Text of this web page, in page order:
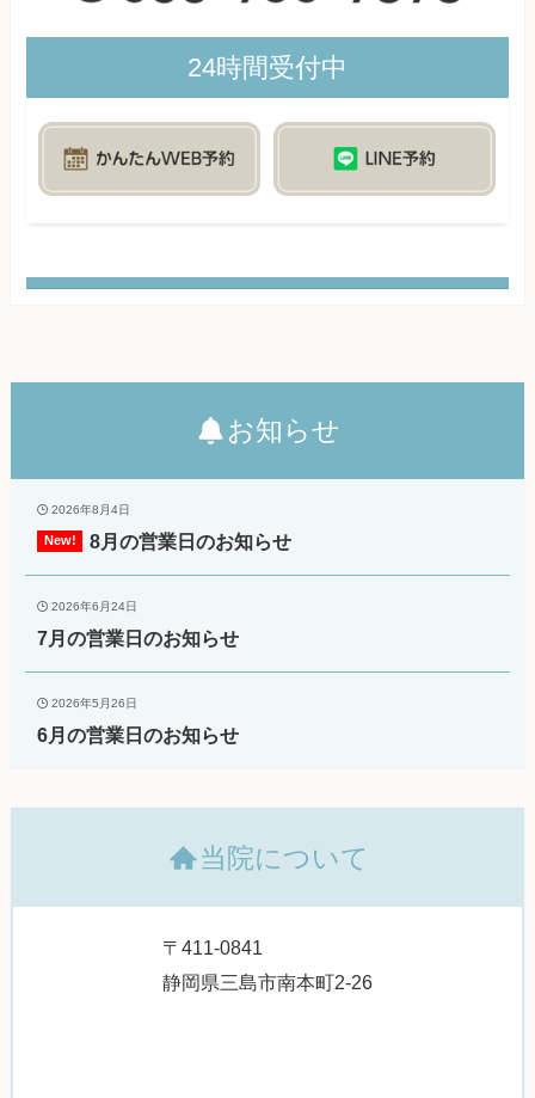
24時間受付中
お知らせ
2026年8月4日
8月の営業日のお知らせ
2026年6月24日
7月の営業日のお知らせ
2026年5月26日
6月の営業日のお知らせ
当院について
〒411-0841
静岡県三島市南本町2-26